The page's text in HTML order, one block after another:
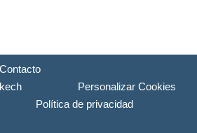
Contacto
Personalizar Cookies
Política de privacidad